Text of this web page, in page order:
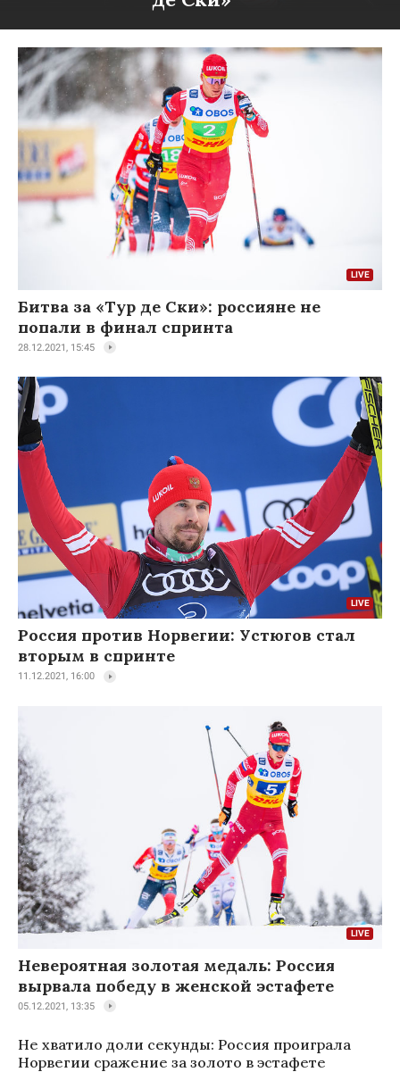
Битва за «Тур де Ски»: россияне не
попали в финал спринта
28.12.2021, 15:45
Россия против Норвегии: Устюгов стал
вторым в спринте
11.12.2021, 16:00
Невероятная золотая медаль: Россия
вырвала победу в женской эстафете
05.12.2021, 13:35
Не хватило доли секунды: Россия проиграла
Норвегии сражение за золото в эстафете